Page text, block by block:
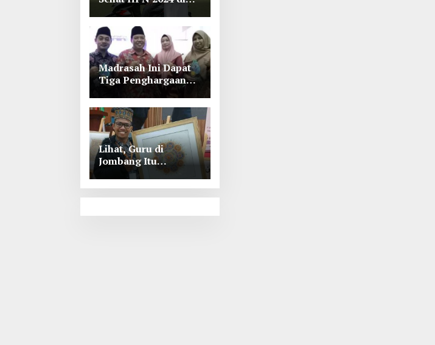
Polres Jombang,
Lihat Tuh Wartawan
Dapat Motor
Madrasah Ini Dapat
Tiga Penghargaan
Jombang
Lihat, Guru di
Jombang Itu
Menunjukkan Hasil
Prestasinya di
Kancah